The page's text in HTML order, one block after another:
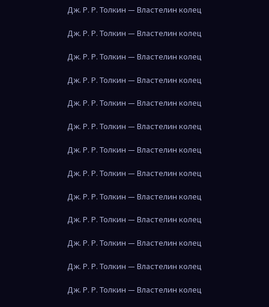
Дж. Р. Р. Толкин — Властелин колец
Дж. Р. Р. Толкин — Властелин колец
Дж. Р. Р. Толкин — Властелин колец
Дж. Р. Р. Толкин — Властелин колец
Дж. Р. Р. Толкин — Властелин колец
Дж. Р. Р. Толкин — Властелин колец
Дж. Р. Р. Толкин — Властелин колец
Дж. Р. Р. Толкин — Властелин колец
Дж. Р. Р. Толкин — Властелин колец
Дж. Р. Р. Толкин — Властелин колец
Дж. Р. Р. Толкин — Властелин колец
Дж. Р. Р. Толкин — Властелин колец
Дж. Р. Р. Толкин — Властелин колец